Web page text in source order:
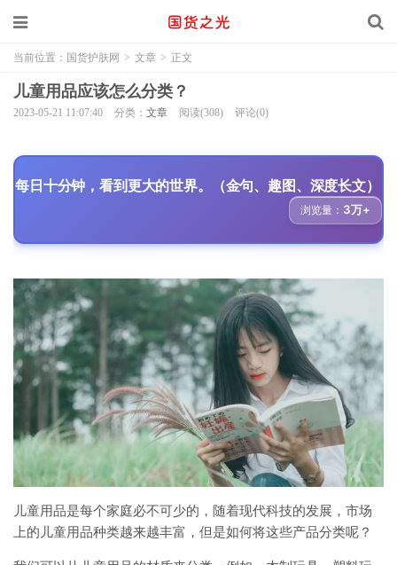
当前位置： 国货护肤网 > 文章 > 正文
儿童用品应该怎么分类？
2023-05-21 11:07:40 分类： 文章 阅读(308) 评论(0)
每日十分钟，看到更大的世界。（金句、趣图、深度长文）
浏览量： 3万+
儿童用品是每个家庭必不可少的，随着现代科技的发展，市场
上的儿童用品种类越来越丰富，但是如何将这些产品分类呢？